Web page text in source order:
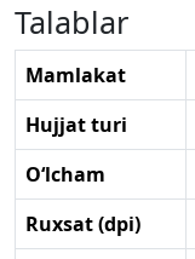
Talablar
Mamlakat
Hujjat turi
O‘lcham
Ruxsat (dpi)